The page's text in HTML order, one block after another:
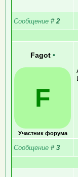
Сообщение # 2
Fagot •
F
Участник форума
Сообщение # 3